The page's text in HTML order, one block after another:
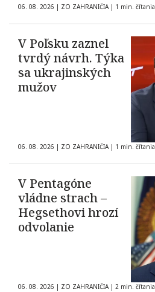
06. 08. 2026 | ZO ZAHRANIČIA | 1 min. čítania
V Poľsku zaznel
tvrdý návrh. Týka
sa ukrajinských
mužov
06. 08. 2026 | ZO ZAHRANIČIA | 1 min. čítania
V Pentagóne
vládne strach –
Hegsethovi hrozí
odvolanie
06. 08. 2026 | ZO ZAHRANIČIA | 2 min. čítania